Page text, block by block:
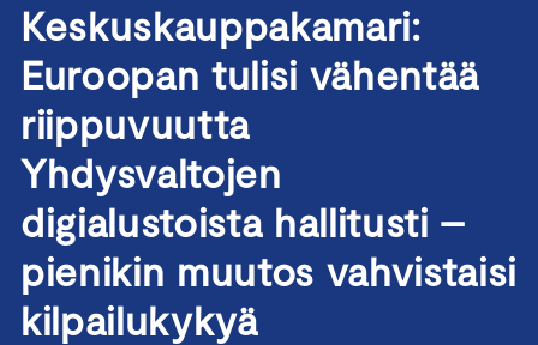
Keskuskauppakamari:
Euroopan tulisi vähentää
riippuvuutta
Yhdysvaltojen
digialustoista hallitusti –
pienikin muutos vahvistaisi
kilpailukykyä